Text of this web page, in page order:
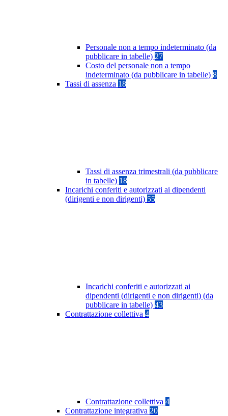
Personale non a tempo indeterminato (da
pubblicare in tabelle) 27
Costo del personale non a tempo
indeterminato (da pubblicare in tabelle) 8
Tassi di assenza 18
Tassi di assenza trimestrali (da pubblicare
in tabelle) 18
Incarichi conferiti e autorizzati ai dipendenti
(dirigenti e non dirigenti) 55
Incarichi conferiti e autorizzati ai
dipendenti (dirigenti e non dirigenti) (da
pubblicare in tabelle) 43
Contrattazione collettiva 4
Contrattazione collettiva 4
Contrattazione integrativa 20